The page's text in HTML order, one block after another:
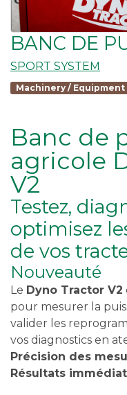
BANC DE
SPORT SYSTEM
Machinery / Equipment
Banc de
agricole
V2
Testez,
optimisez
de vos
Nouveauté
Le Dyno Tractor V2
pour mesurer la
valider les
vos diagnostics en
Précision des
Résultats